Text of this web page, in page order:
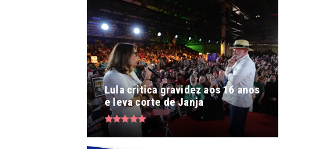
Lula critica gravidez aos 16 anos
e leva corte de Janja